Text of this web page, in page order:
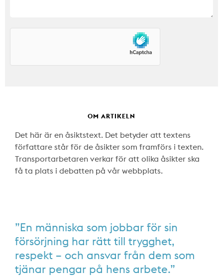
OM ARTIKELN
Det här är en åsiktstext. Det betyder att textens
författare står för de åsikter som framförs i texten.
Transportarbetaren verkar för att olika åsikter ska
få ta plats i debatten på vår webbplats.
”En människa som jobbar för sin
försörjning har rätt till trygghet,
respekt – och ansvar från dem som
tjänar pengar på hens arbete.”